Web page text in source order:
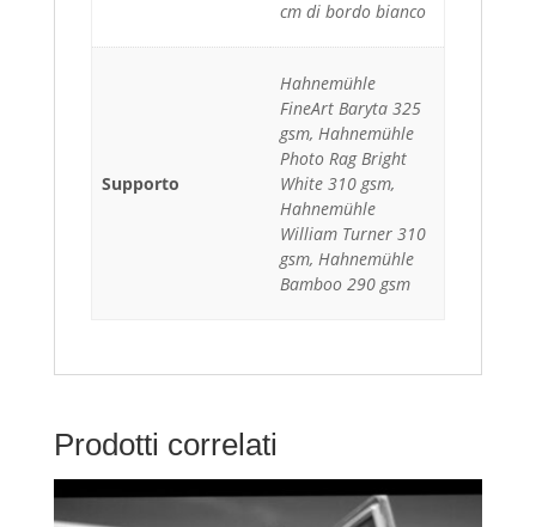
cm di bordo bianco
Supporto
Hahnemühle
FineArt Baryta 325
gsm, Hahnemühle
Photo Rag Bright
White 310 gsm,
Hahnemühle
William Turner 310
gsm, Hahnemühle
Bamboo 290 gsm
Prodotti correlati